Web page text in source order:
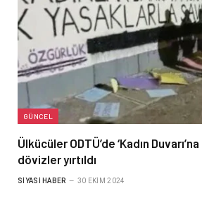
GÜNCEL
Ülkücüler ODTÜ’de ‘Kadın
dövizler yırtıldı
SIYASI HABER 30 EKIM 2024